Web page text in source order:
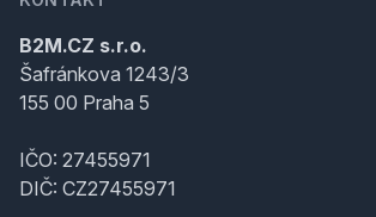
B2M.CZ s.r.o.
Šafránkova 1243/3
155 00 Praha 5
IČO: 27455971
DIČ: CZ27455971